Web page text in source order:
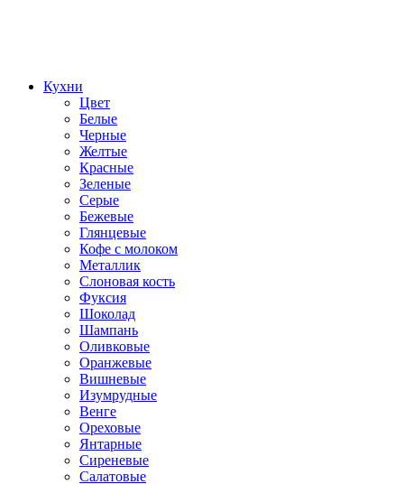
Кухни
Цвет
Белые
Черные
Желтые
Красные
Зеленые
Серые
Бежевые
Глянцевые
Кофе с молоком
Металлик
Слоновая кость
Фуксия
Шоколад
Шампань
Оливковые
Оранжевые
Вишневые
Изумрудные
Венге
Ореховые
Янтарные
Сиреневые
Салатовые